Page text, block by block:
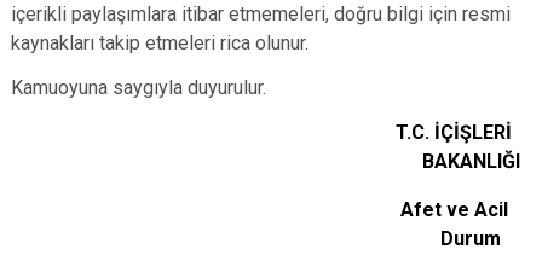
içerikli paylaşımlara itibar etmemeleri, doğru bilgi için resmi
kaynakları takip etmeleri rica olunur.
Kamuoyuna saygıyla duyurulur.
T.C. İÇİŞLERİ
BAKANLIĞI
Afet ve Acil
Durum